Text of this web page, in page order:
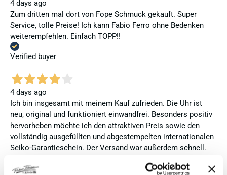
4 days ago
Zum dritten mal dort von Fope Schmuck gekauft. Super
Service, tolle Preise! Ich kann Fabio Ferro ohne Bedenken
weiterempfehlen. Einfach TOPP!!
Verified buyer
4 days ago
Ich bin insgesamt mit meinem Kauf zufrieden. Die Uhr ist
neu, original und funktioniert einwandfrei. Besonders positiv
hervorheben möchte ich den attraktiven Preis sowie den
vollständig ausgefüllten und abgestempelten internationalen
Seiko-Garantieschein. Der Versand war außerdem schnell.
meinen Erwartungen an einen autorisierten Seiko-Händler